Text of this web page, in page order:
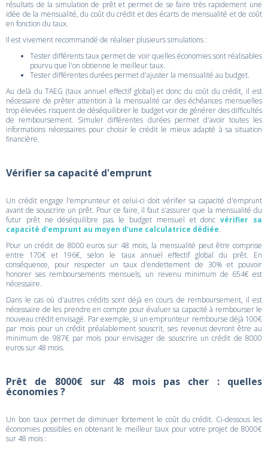
résultats de la simulation de prêt et permet de se faire très rapidement une
idée de la mensualité, du coût du crédit et des écarts de mensualité et de coût
en fonction du taux.
Il est vivement recommandé de réaliser plusieurs simulations :
Tester différents taux permet de voir quelles économies sont réalisables
pourvu que l'on obtienne le meilleur taux.
Tester différentes durées permet d'ajuster la mensualité au budget.
Au delà du TAEG (taux annuel effectif global) et donc du coût du crédit, il est
nécessaire de prêter attention à la mensualité car des échéances mensuelles
trop élevées risquent de déséquilibrer le budget voir de générer des difficultés
de remboursement. Simuler différentes durées permet d'avoir toutes les
informations nécessaires pour choisir le crédit le mieux adapté à sa situation
financière.
Vérifier sa capacité d'emprunt
Un crédit engage l'emprunteur et celui-ci doit vérifier sa capacité d'emprunt
avant de souscrire un prêt. Pour ce faire, il faut s'assurer que la mensualité du
futur prêt ne déséquilibre pas le budget mensuel et doncvérifier sa
capacité d'emprunt au moyen d'une calculatrice dédiée.
Pour un crédit de 8000 euros sur 48 mois, la mensualité peut être comprise
entre 170€ et 196€, selon le taux annuel effectif global du prêt. En
conséquence, pour respecter un taux d'endettement de 30% et pouvoir
honorer ses remboursements mensuels, un revenu minimum de 654€ est
nécessaire.
Dans le cas où d'autres crédits sont déjà en cours de remboursement, il est
nécessaire de les prendre en compte pour évaluer sa capacité à rembourser le
nouveau crédit envisagé. Par exemple, si un emprunteur rembourse déjà 100€
par mois pour un crédit préalablement souscrit, ses revenus devront être au
minimum de 987€ par mois pour envisager de souscrire un crédit de 8000
euros sur 48 mois.
Prêt de 8000€ sur 48 mois pas cher : quelles
économies ?
Un bon taux permet de diminuer fortement le coût du crédit. Ci-dessous les
économies possibles en obtenant le meilleur taux pour votre projet de 8000€
sur 48 mois :